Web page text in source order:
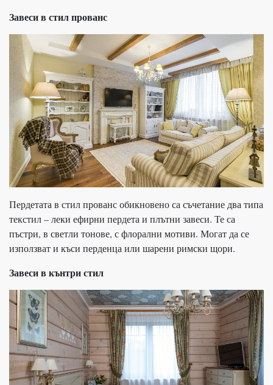
Завеси в стил прованс
Пердетата в стил прованс обикновено са съчетание два типа
текстил – леки ефирни пердета и плътни завеси. Те са
пъстри, в светли тонове, с флорални мотиви. Могат да се
използват и къси перденца или шарени римски щори.
Завеси в кънтри стил